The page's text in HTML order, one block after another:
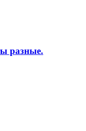
разные.